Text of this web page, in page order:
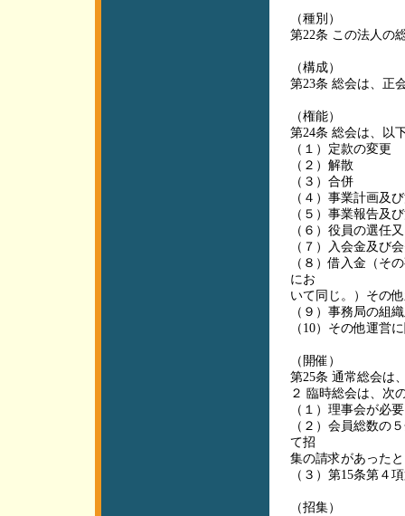
（種別）
第22条 この法人の
（構成）
第23条 総会は、正
（権能）
第24条 総会は、以
（１）定款の変更
（２）解散
（３）合併
（４）事業計画及
（５）事業報告及
（６）役員の選任
（７）入会金及び
（８）借入金（そ
にお
いて同じ。）その
（９）事務局の組
（10）その他運営
（開催）
第25条 通常総会は
２ 臨時総会は、次
（１）理事会が必
（２）会員総数の
て招
集の請求があった
（３）第15条第４
（招集）